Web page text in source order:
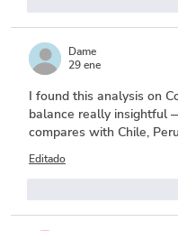
Dame
29 ene
I found this analysis on
balance really insightful
compares with Chile,
Editado